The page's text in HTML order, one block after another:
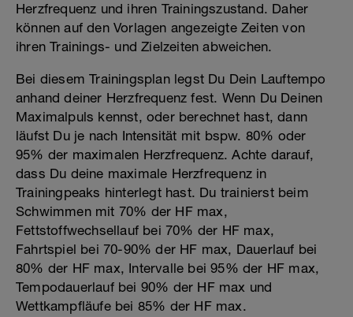
Herzfrequenz und ihren Trainingszustand. Daher
können auf den Vorlagen angezeigte Zeiten von
ihren Trainings- und Zielzeiten abweichen.
Bei diesem Trainingsplan legst Du Dein Lauftempo
anhand deiner Herzfrequenz fest. Wenn Du Deinen
Maximalpuls kennst, oder berechnet hast, dann
läufst Du je nach Intensität mit bspw. 80% oder
95% der maximalen Herzfrequenz. Achte darauf,
dass Du deine maximale Herzfrequenz in
Trainingpeaks hinterlegt hast. Du trainierst beim
Schwimmen mit 70% der HF max,
Fettstoffwechsellauf bei 70% der HF max,
Fahrtspiel bei 70-90% der HF max, Dauerlauf bei
80% der HF max, Intervalle bei 95% der HF max,
Tempodauerlauf bei 90% der HF max und
Wettkampfläufe bei 85% der HF max.